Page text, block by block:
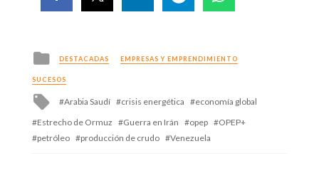
Posted
in
DESTACADAS EMPRESAS Y EMPRENDIMIENTO
SUCESOS
Tagged
with
Arabia Saudí crisis energética
economía global
Estrecho de Ormuz
Guerra en Irán opep
OPEP+
petróleo
producción de crudo Venezuela